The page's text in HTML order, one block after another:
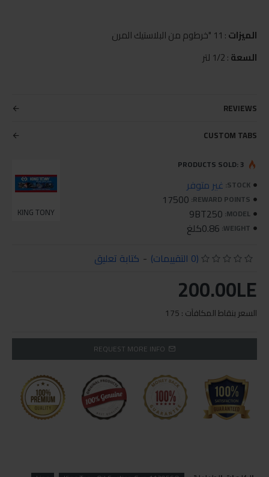
الميزات: 11 "خرطوم من البلاستيك المرن
السعة: 1/2 لتر
REVIEWS
CUSTOM TABS
STOCK: غير متوفر
REWARD POINTS:
17500
MODEL:
9BT250
WEIGHT: 0.86كلغ
KING TONY
PRODUCTS SOLD: 3
(0 التقييمات) - كتابة تعليق
200.00LE
السعر بنقاط المكافآت : 175
REQUEST MORE INFO